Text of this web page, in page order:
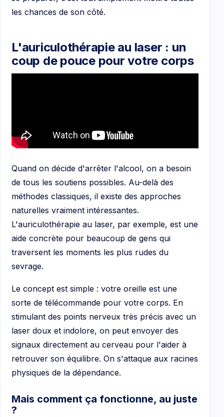
les chances de son côté.
L'auriculothérapie au laser : un
coup de pouce pour votre corps
Quand on décide d'arrêter l'alcool, on a besoin
de tous les soutiens possibles. Au-delà des
méthodes classiques, il existe des approches
naturelles vraiment intéressantes.
L'auriculothérapie au laser, par exemple, est une
aide concrète pour beaucoup de gens qui
traversent les moments les plus rudes du
sevrage.
Le concept est simple : votre oreille est une
sorte de télécommande pour votre corps. En
stimulant des points nerveux très précis avec un
laser doux et indolore, on peut envoyer des
signaux directement au cerveau pour l'aider à
retrouver son équilibre. On s'attaque aux racines
physiques de la dépendance.
Mais comment ça fonctionne, au juste
?